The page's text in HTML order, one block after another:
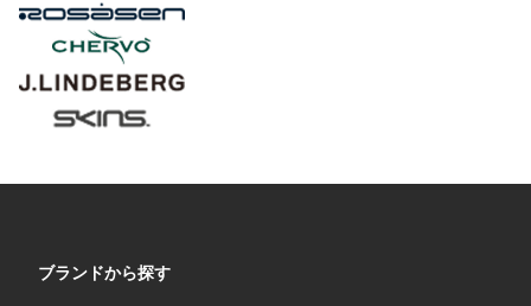
ブランドから探す